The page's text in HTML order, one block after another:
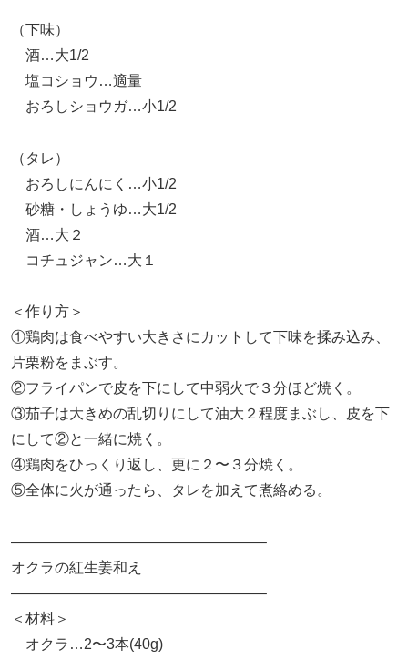
（下味）
酒…大1/2
塩コショウ…適量
おろしショウガ…小1/2
（タレ）
おろしにんにく…小1/2
砂糖・しょうゆ…大1/2
酒…大２
コチュジャン…大１
＜作り方＞
①鶏肉は食べやすい大きさにカットして下味を揉み込み、
片栗粉をまぶす。
②フライパンで皮を下にして中弱火で３分ほど焼く。
③茄子は大きめの乱切りにして油大２程度まぶし、皮を下
にして②と一緒に焼く。
④鶏肉をひっくり返し、更に２〜３分焼く。
⑤全体に火が通ったら、タレを加えて煮絡める。
—————————————————–
オクラの紅生姜和え
—————————————————–
＜材料＞
オクラ…2〜3本(40g)